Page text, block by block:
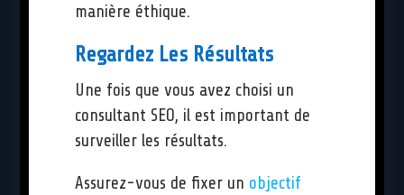
manière éthique.
Regardez Les Résultats
Une fois que vous avez choisi un
consultant SEO, il est important de
surveiller les résultats.
Assurez-vous de fixer un objectif